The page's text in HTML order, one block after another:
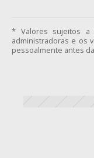
* Valores sujeitos a
administradoras e os
pessoalmente antes